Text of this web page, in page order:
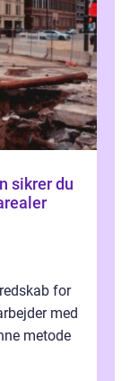
for
med
metode